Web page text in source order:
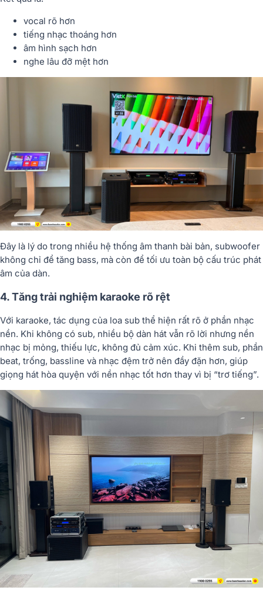
vocal rõ hơn
tiếng nhạc thoáng hơn
âm hình sạch hơn
nghe lâu đỡ mệt hơn
Đây là lý do trong nhiều hệ thống âm thanh bài bản, subwoofer
không chỉ để tăng bass, mà còn để tối ưu toàn bộ cấu trúc phát
âm của dàn.
4. Tăng trải nghiệm karaoke rõ rệt
Với karaoke, tác dụng của loa sub thể hiện rất rõ ở phần nhạc
nền. Khi không có sub, nhiều bộ dàn hát vẫn rõ lời nhưng nền
nhạc bị mỏng, thiếu lực, không đủ cảm xúc. Khi thêm sub, phần
beat, trống, bassline và nhạc đệm trở nên đầy đặn hơn, giúp
giọng hát hòa quyện với nền nhạc tốt hơn thay vì bị “trơ tiếng”.